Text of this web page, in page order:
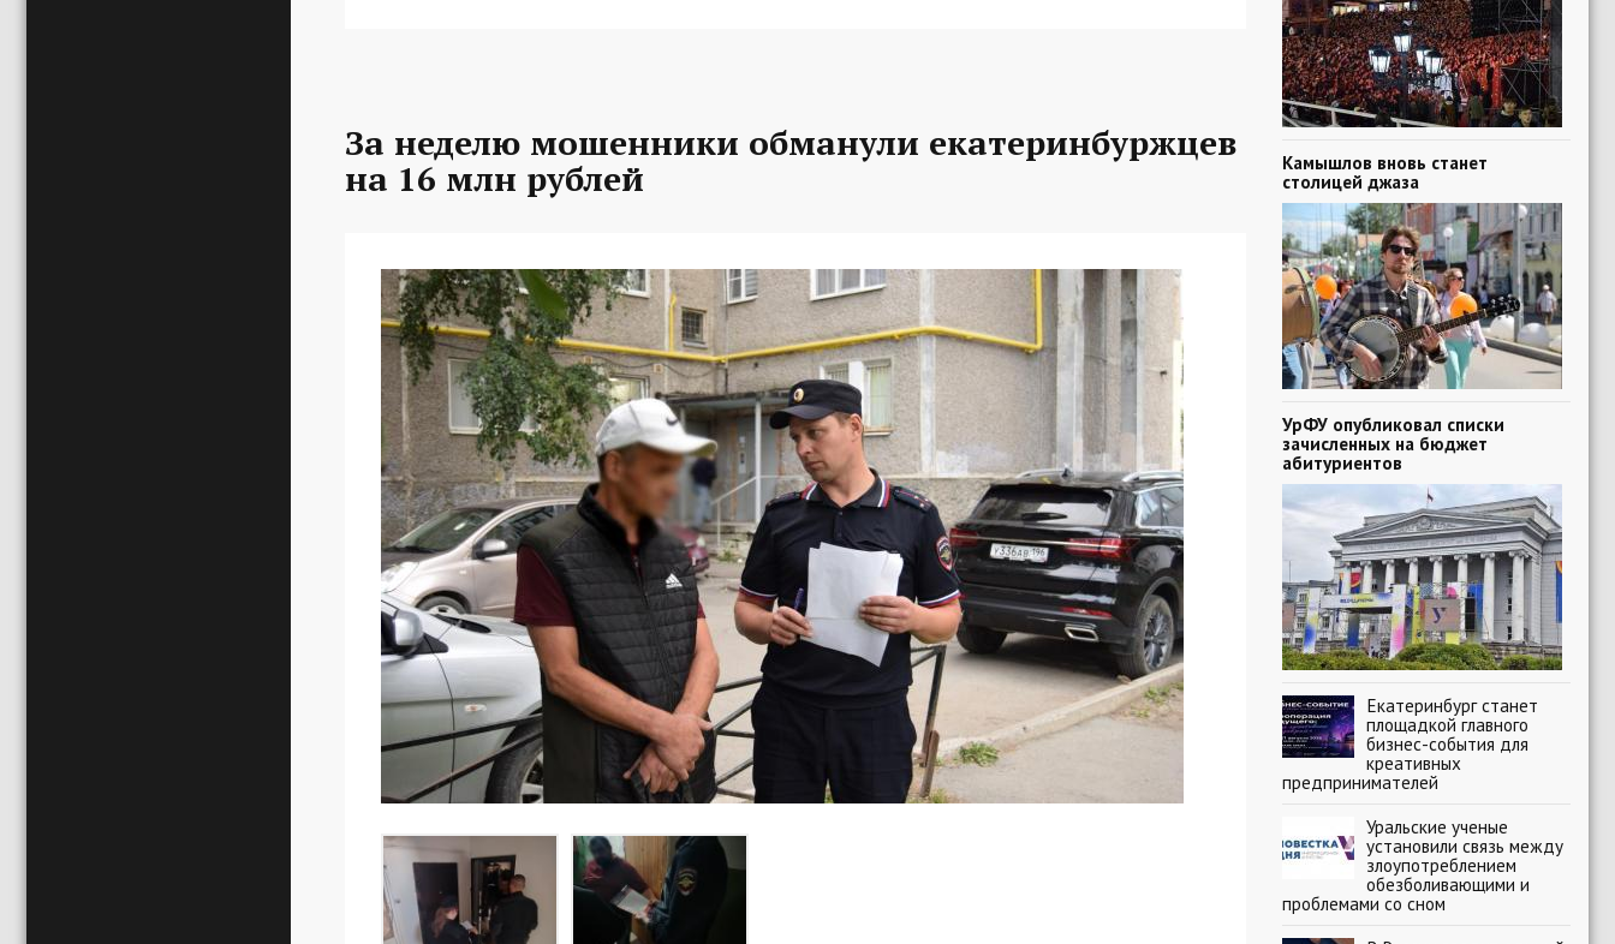
За неделю мошенники обманули екатеринбуржцев
на 16 млн рублей
Камышлов вновь станет
столицей джаза
УрФУ опубликовал списки
зачисленных на бюджет
абитуриентов
Екатеринбург станет
площадкой главного
бизнес-события для
креативных
предпринимателей
Уральские ученые
установили связь между
злоупотреблением
обезболивающими и
проблемами со сном